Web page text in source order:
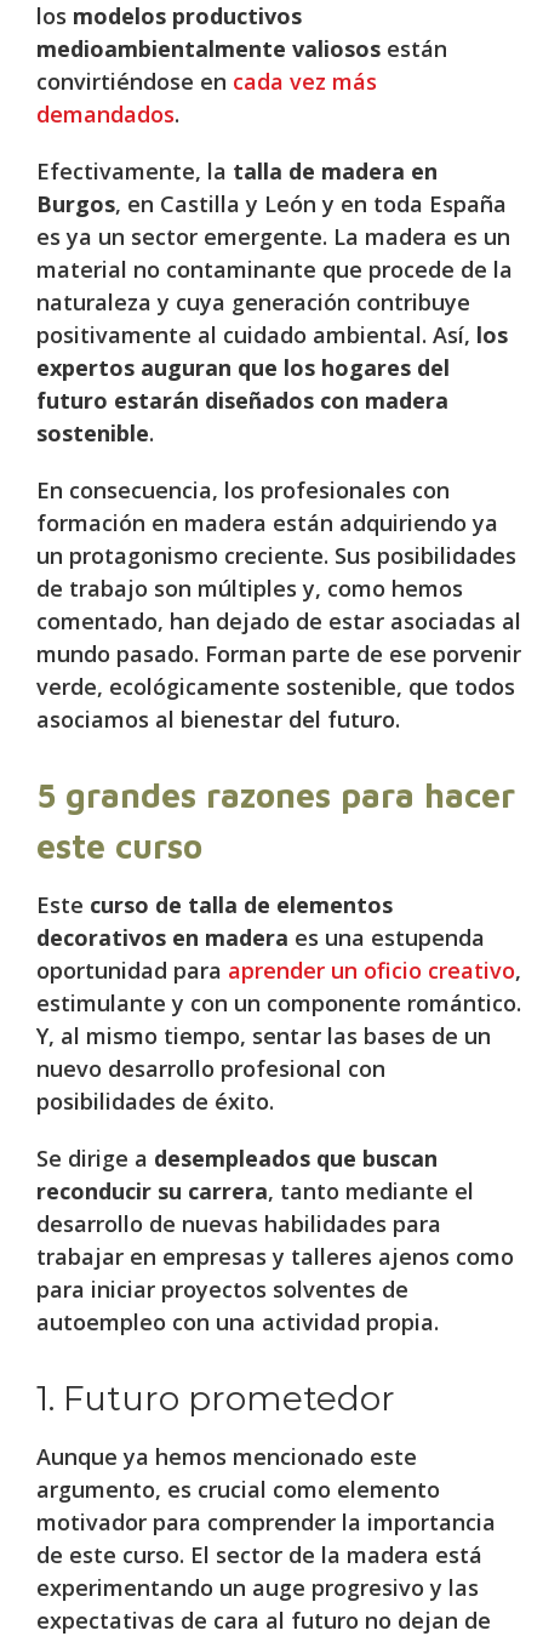
los modelos productivos
medioambientalmente valiososestán
convirtiéndose en cada vez más
demandados.
Efectivamente, la talla de madera en
Burgos, en Castilla y León y en toda España
es ya un sector emergente. La madera es un
material no contaminante que procede de la
naturaleza y cuya generación contribuye
positivamente al cuidado ambiental. Así, los
expertos auguran que los hogares del
futuro estarán diseñados con madera
sostenible.
En consecuencia, los profesionales con
formación en madera están adquiriendo ya
un protagonismo creciente. Sus posibilidades
de trabajo son múltiples y, como hemos
comentado, han dejado de estar asociadas al
mundo pasado. Forman parte de ese porvenir
verde, ecológicamente sostenible, que todos
asociamos al bienestar del futuro.
5 grandes razones para hacer
este curso
Este curso de talla de elementos
decorativos en madera es una estupenda
oportunidad para aprender un oficio creativo,
estimulante y con un componente romántico.
Y, al mismo tiempo, sentar las bases de un
nuevo desarrollo profesional con
posibilidades de éxito.
Se dirige a desempleados que buscan
reconducir su carrera, tanto mediante el
desarrollo de nuevas habilidades para
trabajar en empresas y talleres ajenos como
para iniciar proyectos solventes de
autoempleo con una actividad propia.
1. Futuro prometedor
Aunque ya hemos mencionado este
argumento, es crucial como elemento
motivador para comprender la importancia
de este curso. El sector de la madera está
experimentando un auge progresivo y las
expectativas de cara al futuro no dejan de